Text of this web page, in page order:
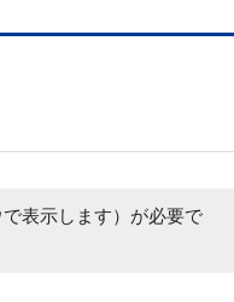
で表示します）が必要で